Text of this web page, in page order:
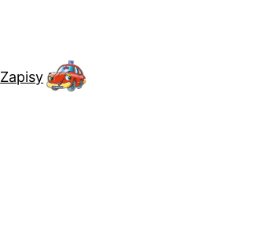
Zapisy